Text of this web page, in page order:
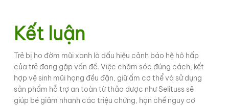
Kết luận
Trẻ bị ho đờm mũi xanh là dấu hiệu cảnh báo hệ hô hấp
của trẻ đang gặp vấn đề. Việc chăm sóc đúng cách, kết
hợp vệ sinh mũi họng đều đặn, giữ ấm cơ thể và sử dụng
sản phẩm hỗ trợ an toàn từ thảo dược như Selituss sẽ
giúp bé giảm nhanh các triệu chứng, hạn chế nguy cơ